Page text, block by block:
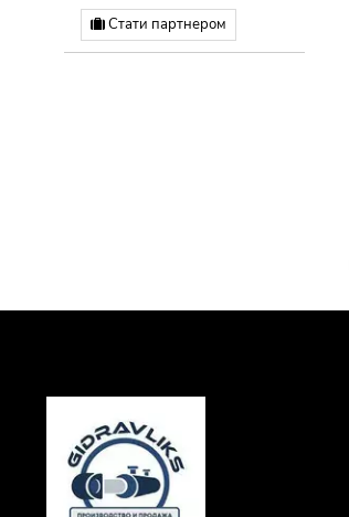
Стати партнером